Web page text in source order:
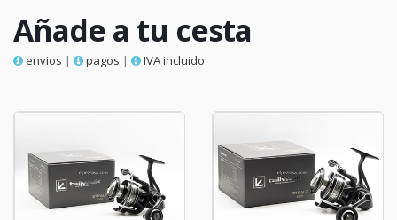
Añade a tu cesta
envios | pagos | IVA incluido